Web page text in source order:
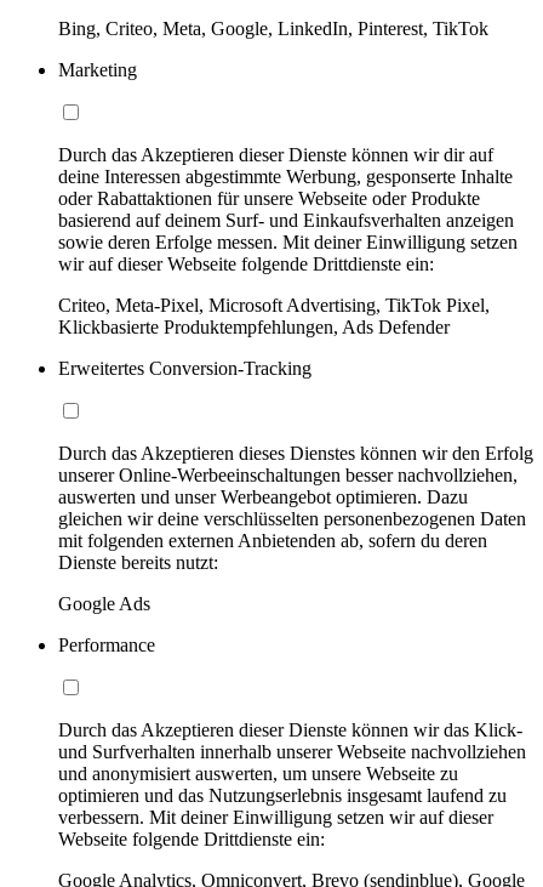
Bing, Criteo, Meta, Google, LinkedIn, Pinterest, TikTok
Marketing
Durch das Akzeptieren dieser Dienste können wir dir auf
deine Interessen abgestimmte Werbung, gesponserte Inhalte
oder Rabattaktionen für unsere Webseite oder Produkte
basierend auf deinem Surf- und Einkaufsverhalten anzeigen
sowie deren Erfolge messen. Mit deiner Einwilligung setzen
wir auf dieser Webseite folgende Drittdienste ein:
Criteo, Meta-Pixel, Microsoft Advertising, TikTok Pixel,
Klickbasierte Produktempfehlungen, Ads Defender
Erweitertes Conversion-Tracking
Durch das Akzeptieren dieses Dienstes können wir den Erfolg
unserer Online-Werbeeinschaltungen besser nachvollziehen,
auswerten und unser Werbeangebot optimieren. Dazu
gleichen wir deine verschlüsselten personenbezogenen Daten
mit folgenden externen Anbietenden ab, sofern du deren
Dienste bereits nutzt:
Google Ads
Performance
Durch das Akzeptieren dieser Dienste können wir das Klick-
und Surfverhalten innerhalb unserer Webseite nachvollziehen
und anonymisiert auswerten, um unsere Webseite zu
optimieren und das Nutzungserlebnis insgesamt laufend zu
verbessern. Mit deiner Einwilligung setzen wir auf dieser
Webseite folgende Drittdienste ein:
Google Analytics, Omniconvert, Brevo (sendinblue), Google